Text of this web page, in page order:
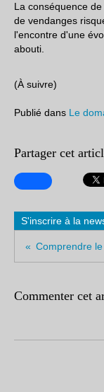
La conséquence
de vendanges
l'encontre d'une
abouti.
(À suivre)
Publié dans Le
Partager cet
S'inscrire à la
Commenter cet